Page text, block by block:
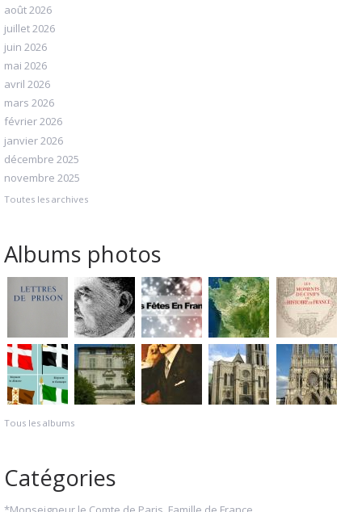
août 2026
juillet 2026
juin 2026
mai 2026
avril 2026
mars 2026
février 2026
janvier 2026
décembre 2025
novembre 2025
Toutes les archives
Albums photos
Tous les albums
Catégories